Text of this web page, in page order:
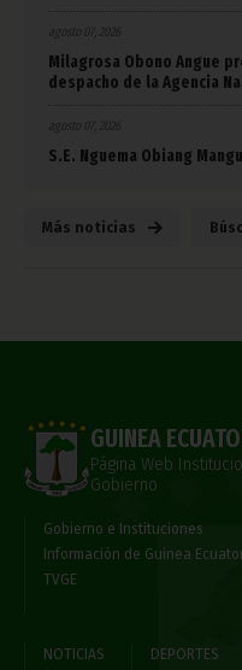
agosto 07, 2026
Milagrosa Obono Angue
despacho de la Agencia
agosto 07, 2026
S.E. Nguema Obiang
Más noticias
GUINEA
Página Web
Gobierno
Gobierno e Instituciones
Información de Guinea
TVGE
NOTICIAS
DEPORTES